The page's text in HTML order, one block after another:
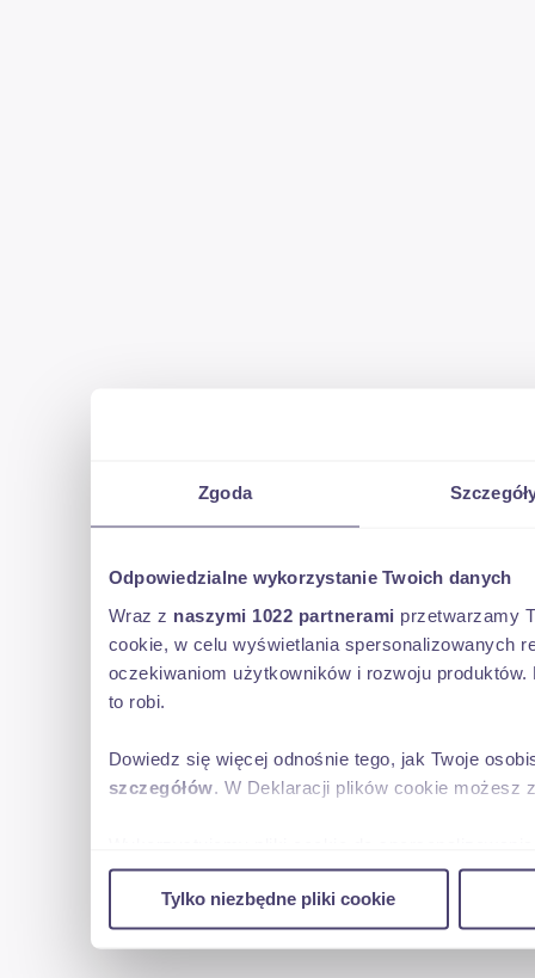
Zgoda
Odpowiedzialne wykorzystanie Twoich danych
Wraz z naszymi 1022 partnerami przetwarzamy
cookie, w celu wyświetlania spersonalizowanych
oczekiwaniom użytkowników i rozwoju
to robi.
Dowiedz się więcej odnośnie tego, jak Twoje
szczegółów. W Deklaracji plików cookie możesz
w naszej witrynie. Informacje o tym, jak
reklamowym i analitycznym. Partnerzy mogą
uzyskanymi podczas korzystania z ich usług.
Tylko niezbędne pliki cookie